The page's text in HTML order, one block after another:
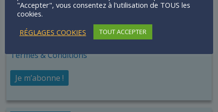
Termes & Conditions
J'accepte les termes et conditions sur la
conservation des données
Termes & Conditions
"Accepter", vous consentez à l'utilisation de TOUS les
cookies.
RÉGLAGES COOKIES
TOUT ACCEPTER